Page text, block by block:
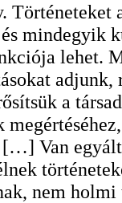
mindegyik
lehet.
a
[…] Van
nem